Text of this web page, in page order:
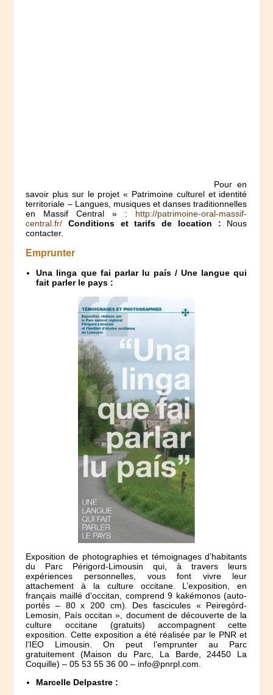
Pour en
savoir plus sur le projet « Patrimoine culturel et identité
territoriale – Langues, musiques et danses traditionnelles
en Massif Central » : http://patrimoine-oral-massif-
central.fr/
Conditions et tarifs de location : Nous
contacter.
Emprunter
Una linga que fai parlar lu país / Une langue qui
fait parler le pays :
Exposition de photographies et témoignages d’habitants
du Parc Périgord-Limousin qui, à travers leurs
expériences personnelles, vous font vivre leur
attachement à la culture occitane. L’exposition, en
français maillé d’occitan, comprend 9 kakémonos (auto-
portés – 80 x 200 cm). Des fascicules « Peiregòrd-
Lemosin, País occitan », document de découverte de la
culture occitane (gratuits) accompagnent cette
exposition. Cette exposition a été réalisée par le PNR et
l’IEO Limousin. On peut l’emprunter au Parc
gratuitement (Maison du Parc, La Barde, 24450 La
Coquille) – 05 53 55 36 00 – info@pnrpl.com.
Marcelle Delpastre :